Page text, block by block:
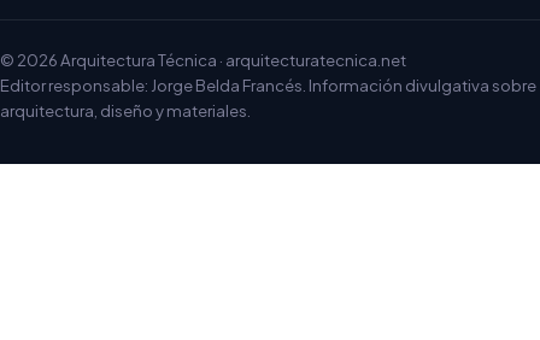
© 2026 Arquitectura Técnica · arquitecturatecnica.net
Editor responsable: Jorge Belda Francés. Información divulgativa sobre
arquitectura, diseño y materiales.